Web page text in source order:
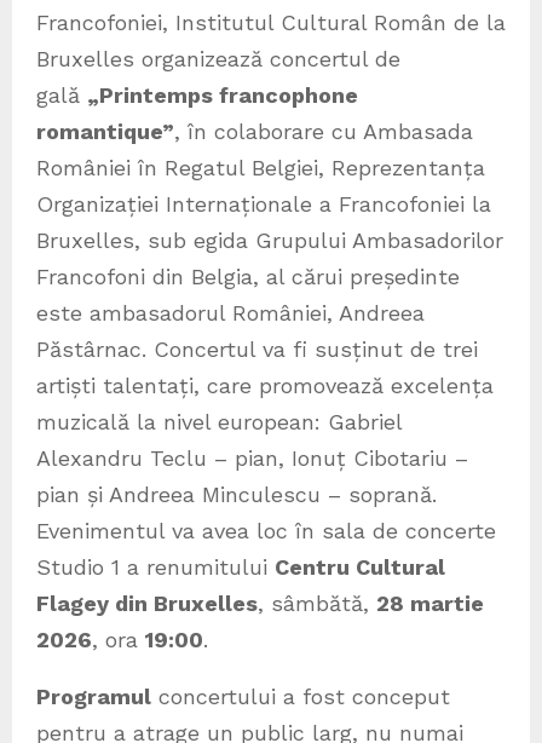
Francofoniei, Institutul Cultural Român de la
Bruxelles organizează concertul de
gală „Printemps francophone
romantique”, în colaborare cu Ambasada
României în Regatul Belgiei, Reprezentanța
Organizației Internaționale a Francofoniei la
Bruxelles, sub egida Grupului Ambasadorilor
Francofoni din Belgia, al cărui președinte
este ambasadorul României, Andreea
Păstârnac. Concertul va fi susținut de trei
artiști talentați, care promovează excelența
muzicală la nivel european: Gabriel
Alexandru Teclu – pian, Ionuț Cibotariu –
pian și Andreea Minculescu – soprană.
Evenimentul va avea loc în sala de concerte
Studio 1 a renumitului Centru Cultural
Flagey din Bruxelles, sâmbătă, 28 martie
2026, ora 19:00.
Programul concertului a fost conceput
pentru a atrage un public larg, nu numai